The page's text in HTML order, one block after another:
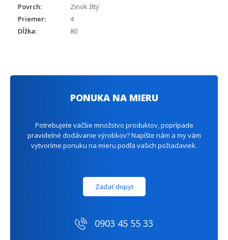
Povrch:
Zinok žltý
Priemer:
4
Dĺžka:
80
PONUKA NA MIERU
Potrebujete väčšie množstvo produktov, poprípade
pravidelné dodávanie výrobkov? Napíšte nám a my vám
vytvoríme ponuku na mieru podľa vašich požiadaviek.
Zadať dopyt
0903 45 55 33